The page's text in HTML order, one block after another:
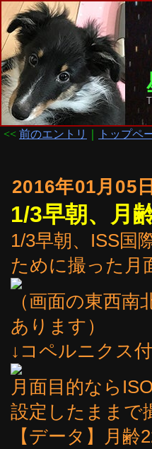
<< 前のエントリ トップペ
2016年01月05日
1/3早朝、月
1/3早朝、ISS国
ために撮った月
（画面の東西
あります）
↓コペルニクス
月面目的なら
設定したままで
【データ】月